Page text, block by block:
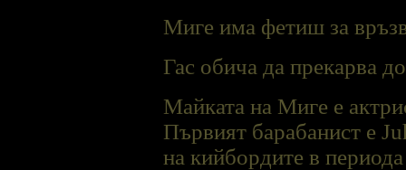
Миге има фетиш за
Гас обича да прекарва
Майката на Миге е
Първият барабанист е
на кийбордите в